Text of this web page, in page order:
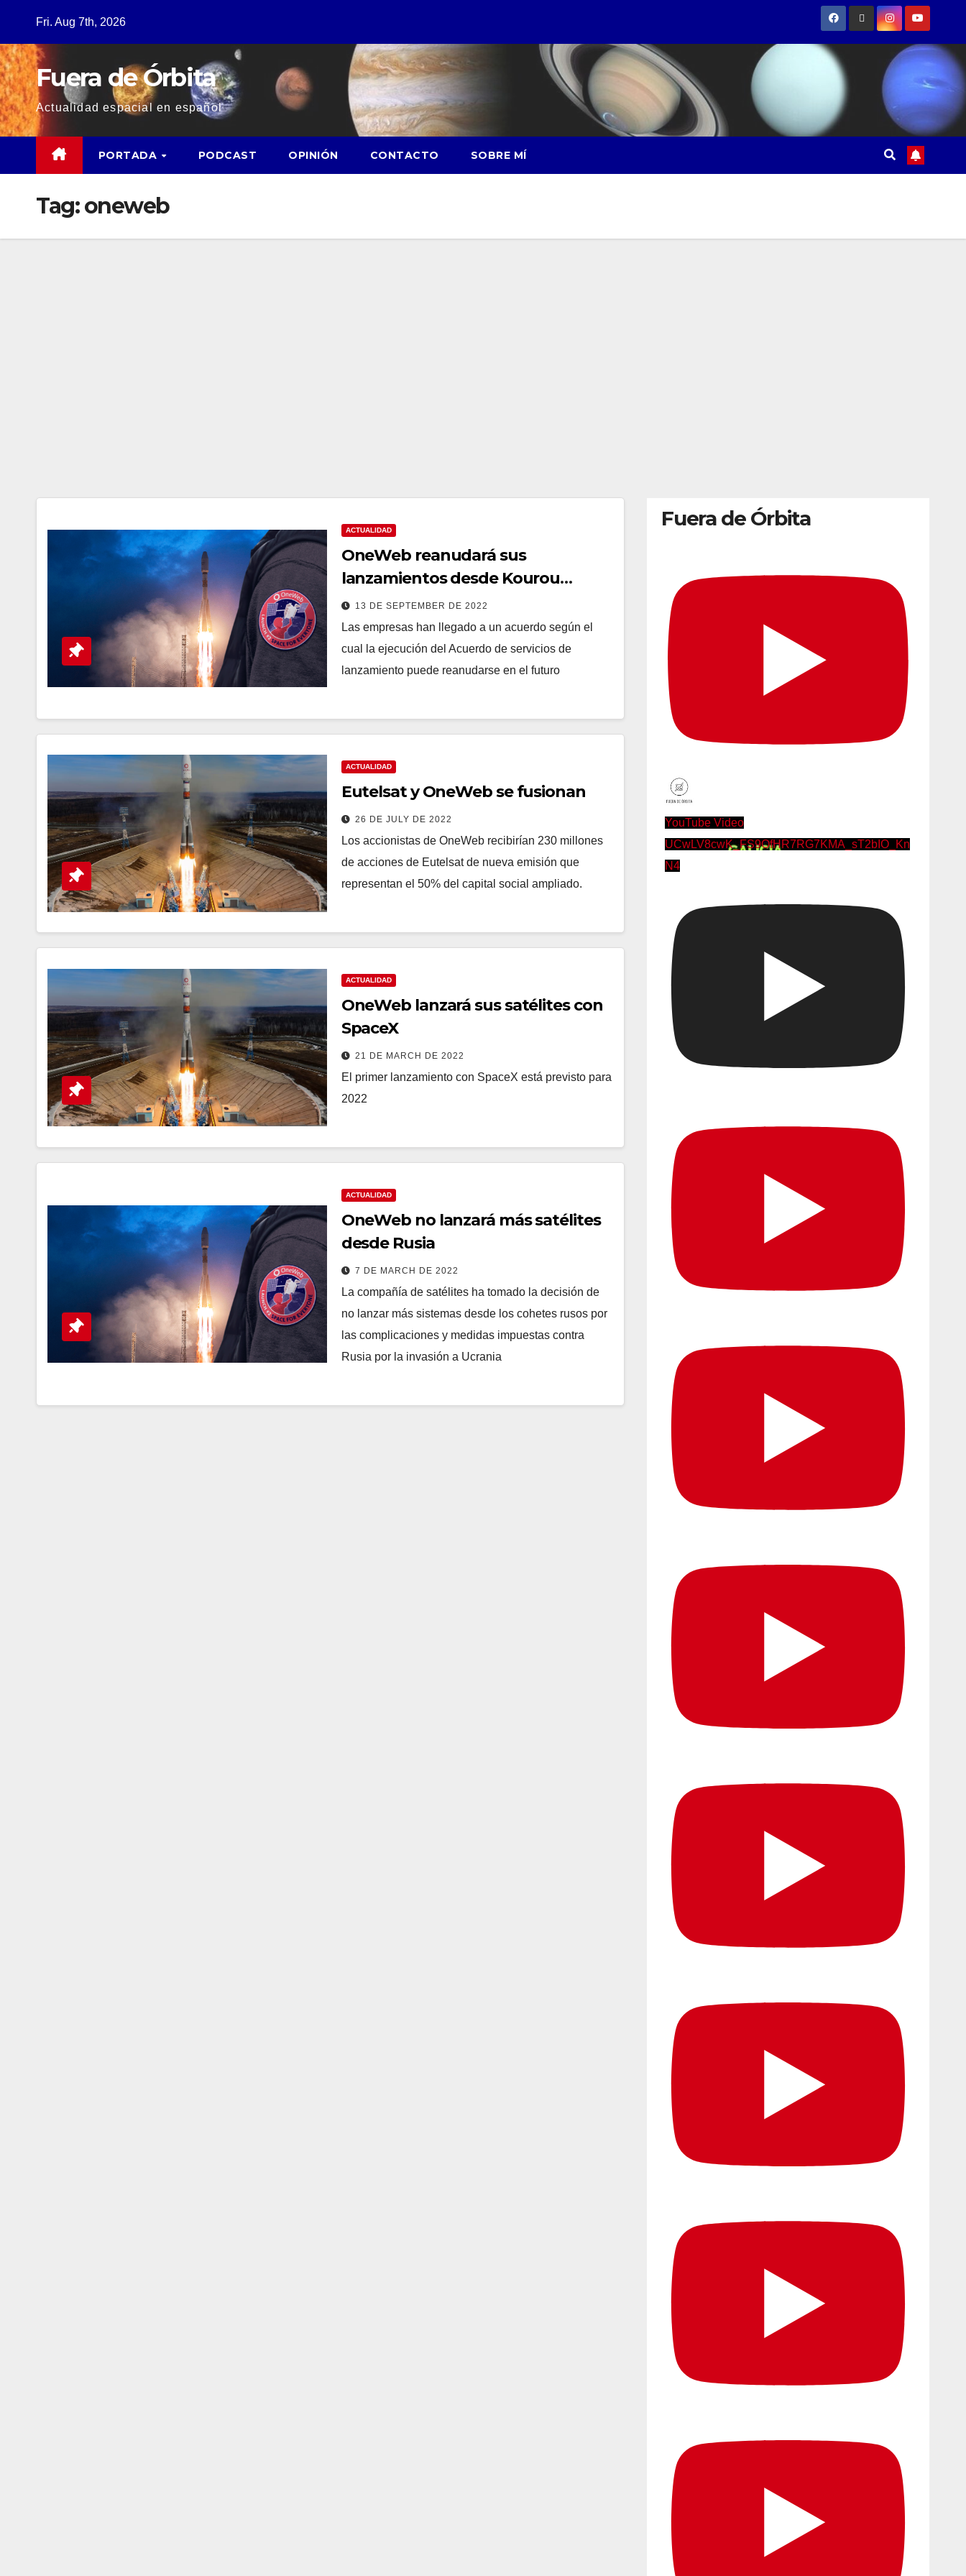
Fri. Aug 7th, 2026
Fuera de Órbita
Actualidad espacial en español
PORTADA PODCAST OPINIÓN CONTACTO SOBRE MÍ
Tag:oneweb
ACTUALIDAD
OneWeb reanudará sus
lanzamientos desde Kourou
gracias al Ariane 6
13 DE SEPTEMBER DE 2022
Las empresas han llegado a un acuerdo según el
cual la ejecución del Acuerdo de servicios de
lanzamiento puede reanudarse en el futuro
ACTUALIDAD
Eutelsat y OneWeb se fusionan
26 DE JULY DE 2022
Los accionistas de OneWeb recibirían 230 millones
de acciones de Eutelsat de nueva emisión que
representan el 50% del capital social ampliado.
ACTUALIDAD
OneWeb lanzará sus satélites con
SpaceX
21 DE MARCH DE 2022
El primer lanzamiento con SpaceX está previsto para
2022
ACTUALIDAD
OneWeb no lanzará más satélites
desde Rusia
7 DE MARCH DE 2022
La compañía de satélites ha tomado la decisión de
no lanzar más sistemas desde los cohetes rusos por
las complicaciones y medidas impuestas contra
Rusia por la invasión a Ucrania
Fuera de Órbita
YouTube Video
UCwLV8cwK_FS9OfHR7RG7KMA_sT2bIO_Kn
N4